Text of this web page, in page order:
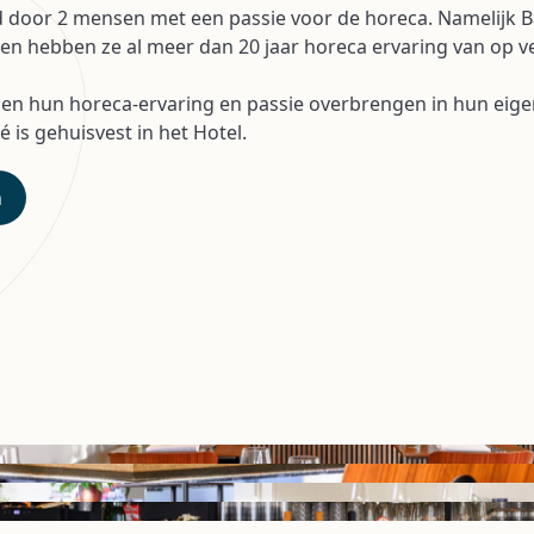
2 mensen met een passie voor de horeca. Namelijk
hebben ze al meer dan 20 jaar horeca ervaring van op
hun horeca-ervaring en passie overbrengen in hun
is gehuisvest in het Hotel.